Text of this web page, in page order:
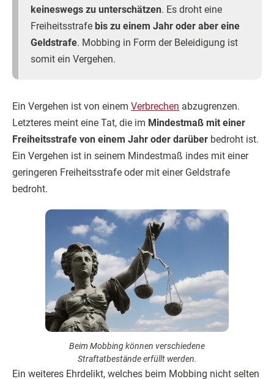
keineswegs zu unterschätzen. Es droht eine
Freiheitsstrafe bis zu einem Jahr oder aber eine
Geldstrafe. Mobbing in Form der Beleidigung ist
somit ein Vergehen.
Ein Vergehen ist von einem Verbrechen abzugrenzen.
Letzteres meint eine Tat, die im Mindestmaß mit einer
Freiheitsstrafe von einem Jahr oder darüber bedroht ist.
Ein Vergehen ist in seinem Mindestmaß indes mit einer
geringeren Freiheitsstrafe oder mit einer Geldstrafe
bedroht.
Beim Mobbing können verschiedene
Straftatbestände erfüllt werden.
Ein weiteres Ehrdelikt, welches beim Mobbing nicht selten